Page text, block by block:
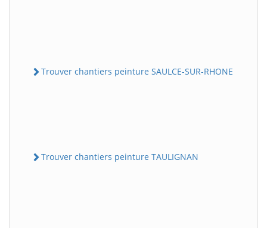
Trouver chantiers peinture SAULCE-SUR-RHONE
Trouver chantiers peinture TAULIGNAN